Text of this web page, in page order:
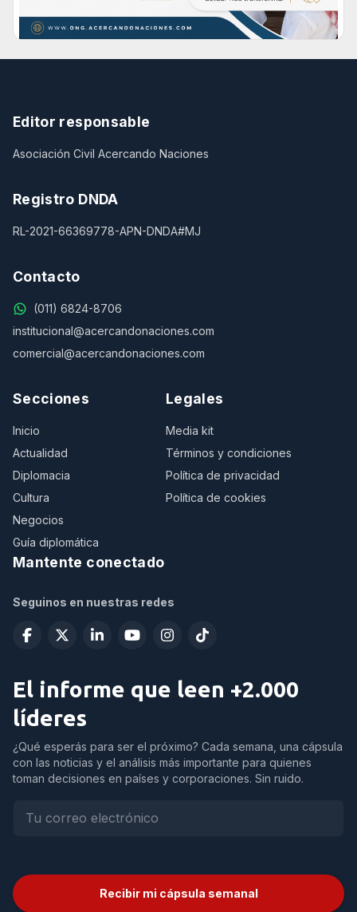
Editor responsable
Asociación Civil Acercando Naciones
Registro DNDA
RL-2021-66369778-APN-DNDA#MJ
Contacto
(011) 6824-8706
institucional@acercandonaciones.com
comercial@acercandonaciones.com
Secciones
Inicio
Actualidad
Diplomacia
Cultura
Negocios
Guía diplomática
Legales
Media kit
Términos y condiciones
Política de privacidad
Política de cookies
Mantente conectado
Seguinos en nuestras redes
El informe que leen +2.000
líderes
¿Qué esperás para ser el próximo? Cada semana, una cápsula
con las noticias y el análisis más importante para quienes
toman decisiones en países y corporaciones. Sin ruido.
Recibir mi cápsula semanal